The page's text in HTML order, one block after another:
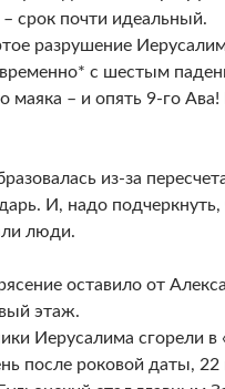
срок почти идеальный.
разрушение
с шестым
маяка – и опять 9-го Ава!
из-за
И, надо
люди.
оставило от
этаж.
Иерусалима сгорели в
после роковой даты, 22